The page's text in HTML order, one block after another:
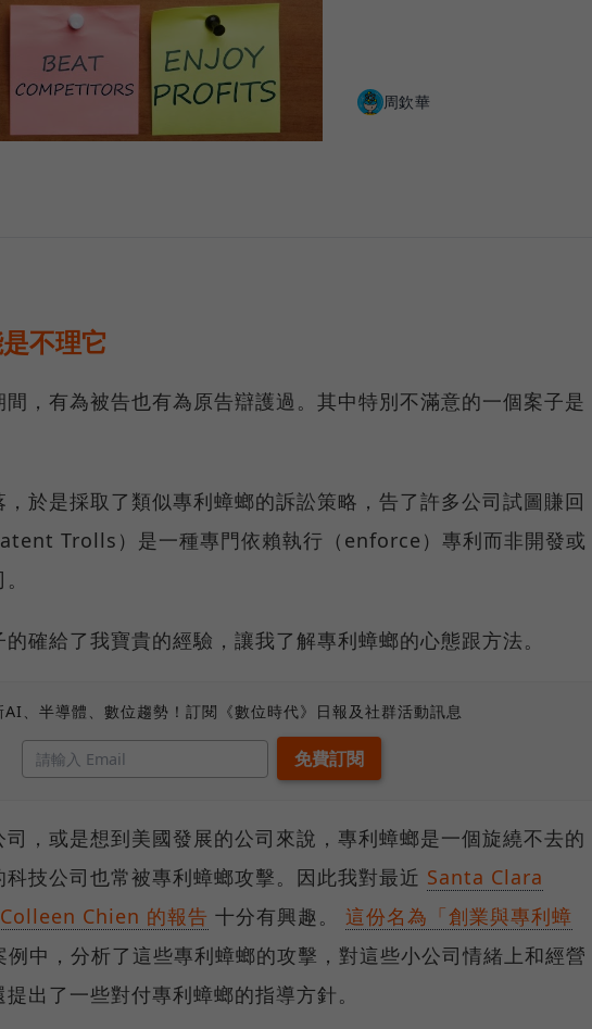
周欽華
不理它
，有為被告也有為原告辯護過。其中特別不滿意的一個案子是
於是採取了類似專利蟑螂的訴訟策略，告了許多公司試圖賺回
Trolls）是一種專門依賴執行（enforce）專利而非開發或
確給了我寶貴的經驗，讓我了解專利蟑螂的心態跟方法。
AI、半導體、數位趨勢！訂閱《數位時代》日報及社群活動訊息
，或是想到美國發展的公司來說，專利蟑螂是一個旋繞不去的
技公司也常被專利蟑螂攻擊。因此我對最近 Santa Clara
Chien 的報告 十分有興趣。 這份名為「創業與專利蟑
例中，分析了這些專利蟑螂的攻擊，對這些小公司情緒上和經營
出了一些對付專利蟑螂的指導方針。